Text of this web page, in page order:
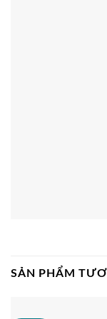
SẢN PHẨM